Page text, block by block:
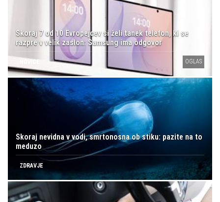
Skoraj 7 od 10 Evropejcev si želi tanek telefon, ki se
razpre v velik zaslon: Samsung ima odgovor
OGLAS
Skoraj nevidna v vodi, smrtonosna ob stiku: pazite na to
meduzo
ZDRAVJE